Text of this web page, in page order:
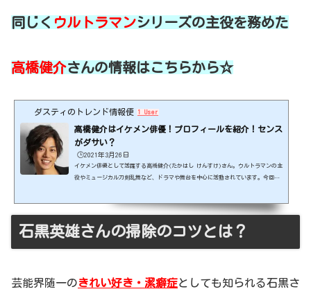
同じく ウルトラマンシリーズの主役を務めた
高橋健介さんの情報はこちらから☆
ダスティのトレンド情報便 1 User
高橋健介はイケメン俳優！プロフィールを紹介！センス
がダサい？
🕒️2021年3月26日
イケメン俳優として活躍する高橋健介(たかはし けんすけ)さん。ウルトラマンの主
役やミュージカル刀剣乱舞など、ドラマや舞台を中心に活動されています。今回は
sh({});高橋健介さんはイケメン俳優！2015年の『ウルトラマンX』では主人公の
「大空大地」役に大抜擢された高橋さん。 自身も子供の頃に『ウルトラマンティ
ガ』や『ウルトラマンダイナ』をリアルタイ...
石黒英雄さんの掃除のコツとは？
芸能界随一のきれい好き・潔癖症としても知られる石黒さ